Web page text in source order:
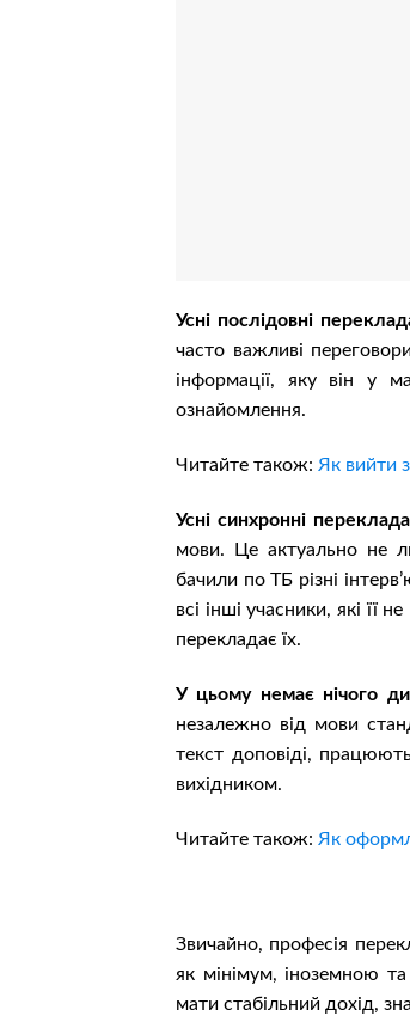
Усні послідовні
часто важливі
інформації, яку він у
ознайомлення.
Читайте також: Як вийти
Усні синхронні
мови. Це актуально не
бачили по ТБ різні
всі інші учасники, які її
перекладає їх.
У цьому немає нічого
незалежно від мови
текст доповіді,
вихідником.
Читайте також: Як
Звичайно, професія
як мінімум, іноземною
мати стабільний дохід,